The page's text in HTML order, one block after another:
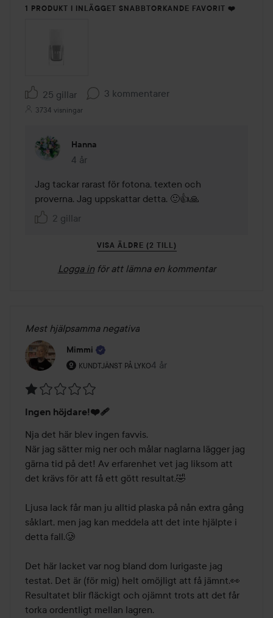
1 PRODUKT I INLÄGGET SNABBTORKANDE FAVORIT ❤️
25 gillar 3 kommentarer
3734 visningar
Hanna
4 år
Kommentaren lades 4 år
Jag tackar rarast för fotona, texten och
proverna. Jag uppskattar detta. 🙂👍🙏
2 gillar
VISA ÄLDRE (2 TILL)
Logga in för att lämna en kommentar
Mest hjälpsamma negativa
Mimmi
KUNDTJÄNST PÅ LYKO
Användarens roll: Kundtjänst på Lyko.
4 år
Inlägget skapades 4 år
1
av
5
Ingen höjdare!❤️‍🩹
Nja det här blev ingen favvis.
När jag sätter mig ner och målar naglarna lägger jag
gärna tid på det! Av erfarenhet vet jag liksom att
det krävs för att få ett gött resultat.🤣
Ljusa lack får man ju alltid plaska på nån extra gång
såklart, men jag kan meddela att det inte hjälpte i
detta fall.🥲
Det här lacket var nog bland dom lurigaste jag
testat. Det är (för mig) helt omöjligt att få jämnt.👀
Resultatet blir fläckigt och ojämnt trots att det får
torka ordentligt mellan lagren.